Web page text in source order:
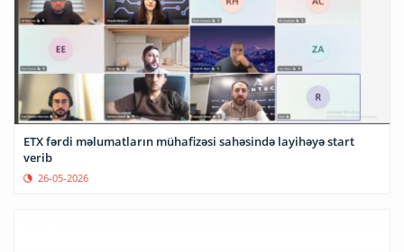
ETX fərdi məlumatların mühafizəsi sahəsində layihəyə start
verib
26-05-2026